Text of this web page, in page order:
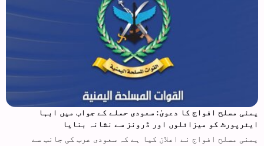
یمنی مسلح افواج کا دعویٰ: سعودی حملے کے جواب میں ابہا
ایئرپورٹ کو میزائلوں اور ڈرونز سے نشانہ بنایا
یمنی مسلح افواج نے اعلان کیا ہے کہ سعودی عرب کی جانب سے